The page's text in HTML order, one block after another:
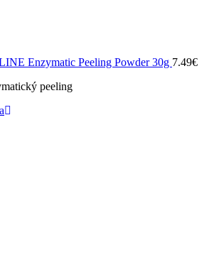
Enzymatic Peeling Powder 30g 7.49€
peeling